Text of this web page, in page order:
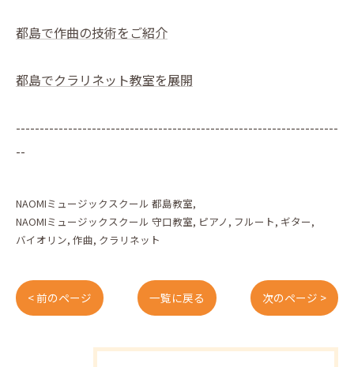
都島で作曲の技術をご紹介
都島でクラリネット教室を展開
--------------------------------------------------------------------
--
NAOMIミュージックスクール 都島教室
NAOMIミュージックスクール 守口教室 ピアノ フルート ギター
バイオリン 作曲 クラリネット
< 前のページ 一覧に戻る 次のページ >